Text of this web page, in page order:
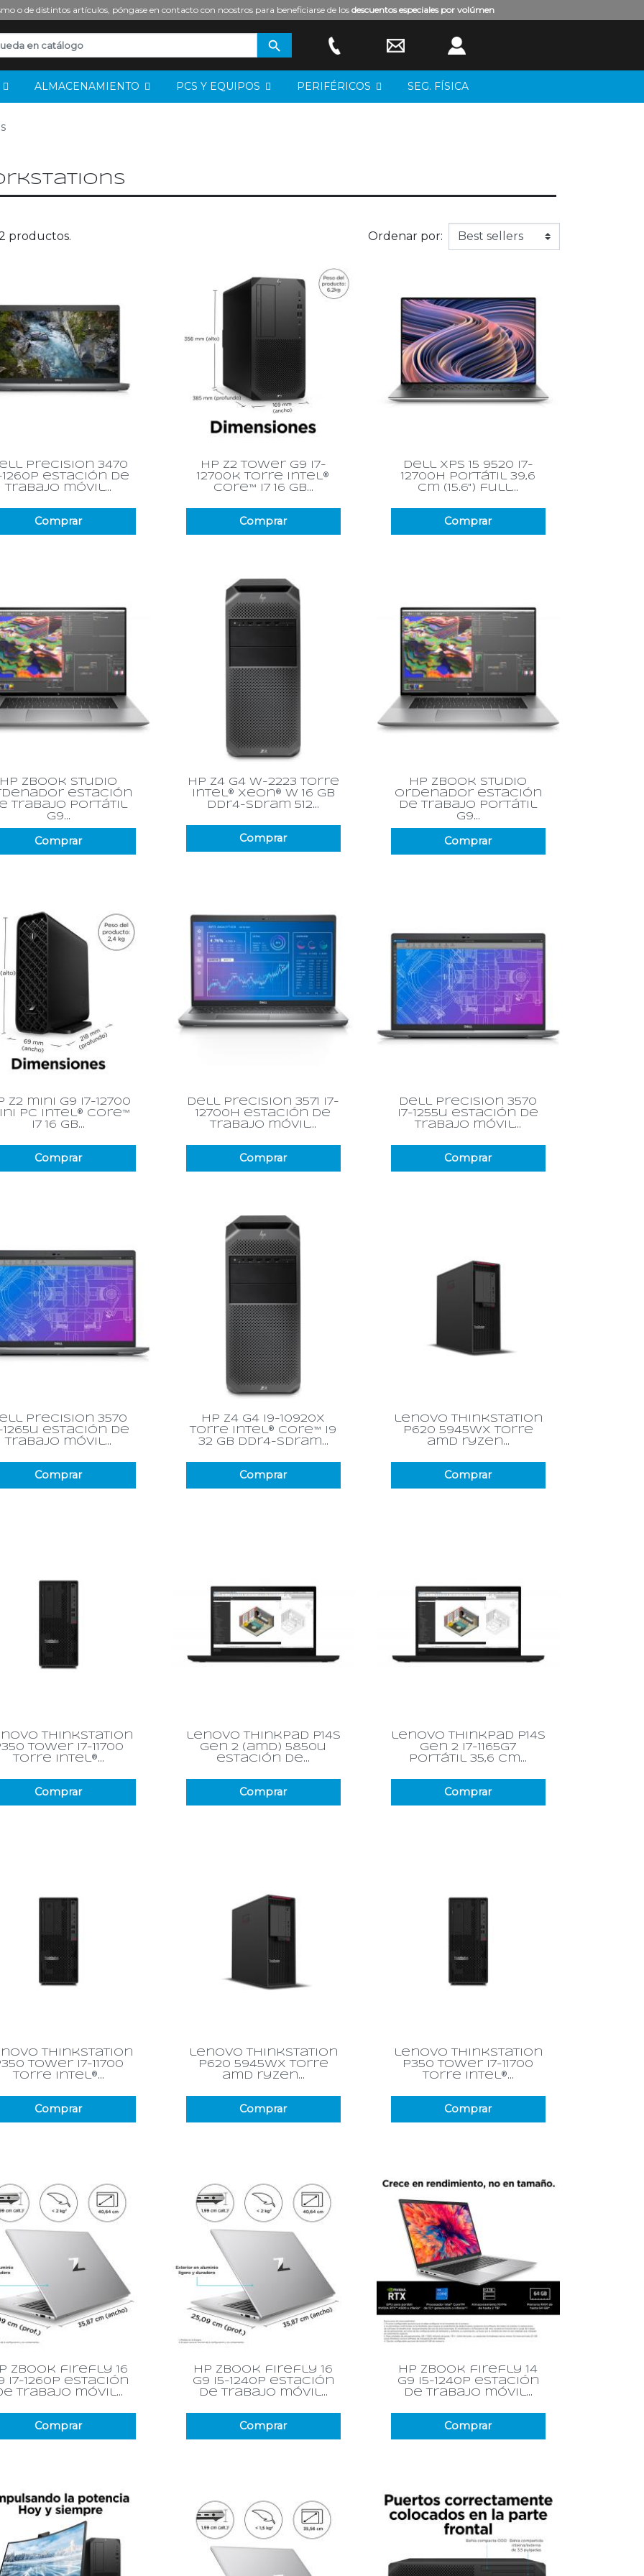
o de distintos artículos, póngase en contacto con noostros para beneficiarse de los descuentos especiales por volúmen

ALMACENAMIENTO PCS Y EQUIPOS PERIFÉRICOS SEG. FÍSICA
productos. Ordenar por:
Vista rápida
precision 3470
1260p estación de
trabajo móvil...
Comprar
Vista rápida
hp z2 tower g9 i7-
12700k torre intel®
core™ i7 16 gb...
Comprar
Vista rápida
dell xps 15 9520 i7-
12700h portátil 39,6
cm (15.6") full...
Comprar
Vista rápida
hp zbook studio
estación
trabajo portátil
g9...
Comprar
Vista rápida
hp z4 g4 w-2223 torre
intel® xeon® w 16 gb
ddr4-sdram 512...
Comprar
Vista rápida
hp zbook studio
ordenador estación
de trabajo portátil
g9...
Comprar
Vista rápida
z2 mini g9 i7-12700
pc intel® core™
i7 16 gb...
Comprar
Vista rápida
dell precision 3571 i7-
12700h estación de
trabajo móvil...
Comprar
Vista rápida
dell precision 3570
i7-1255u estación de
trabajo móvil...
Comprar
Vista rápida
precision 3570
1265u estación de
trabajo móvil...
Comprar
 Vista rápida
hp z4 g4 i9-10920x
torre intel® core™ i9
32 gb ddr4-sdram...
Comprar
Vista rápida
lenovo thinkstation
p620 5945wx torre
amd ryzen...
Comprar
Vista rápida
thinkstation
tower i7-11700
torre intel®...
Comprar
 Vista rápida
lenovo thinkpad p14s
gen 2 (amd) 5850u
estación de...
Comprar
 Vista rápida
lenovo thinkpad p14s
gen 2 i7-1165g7
portátil 35,6 cm...
Comprar
Vista rápida
thinkstation
tower i7-11700
torre intel®...
Comprar
Vista rápida
lenovo thinkstation
p620 5945wx torre
amd ryzen...
Comprar
Vista rápida
lenovo thinkstation
p350 tower i7-11700
torre intel®...
Comprar
Vista rápida
zbook firefly 16
i7-1260p estación
trabajo móvil...
Comprar
Vista rápida
hp zbook firefly 16
g9 i5-1240p estación
de trabajo móvil...
Comprar
Vista rápida
hp zbook firefly 14
g9 i5-1240p estación
de trabajo móvil...
Comprar